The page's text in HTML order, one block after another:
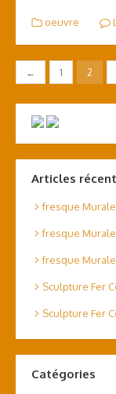
oeuvre
Navigation
des
articles
← 1 2
Articles
fresque Murale
fresque Murale
fresque Murale
Sculpture Fer
Sculpture Fer
Catégories